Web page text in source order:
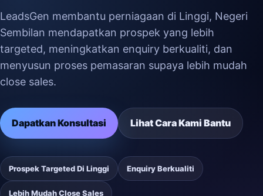
LeadsGen membantu perniagaan di Linggi, Negeri
Sembilan mendapatkan prospek yang lebih
targeted, meningkatkan enquiry berkualiti, dan
menyusun proses pemasaran supaya lebih mudah
close sales.
Dapatkan Konsultasi Lihat Cara Kami Bantu
Prospek Targeted Di Linggi Enquiry Berkualiti
Lebih Mudah Close Sales